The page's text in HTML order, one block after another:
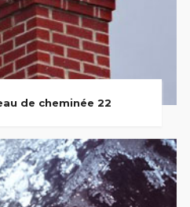
de cheminée 22